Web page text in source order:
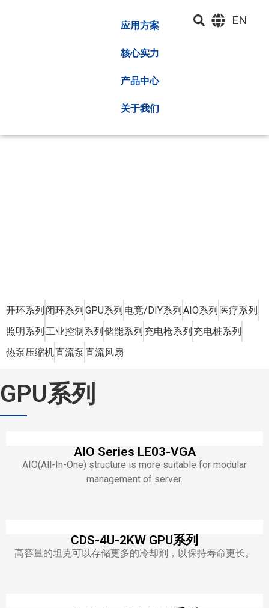
应用方案
核心实力
产品中心
关于我们
EN
开环系列 闭环系列GPU系列 电竞/DIY系列AIO系列 医疗系列
照明系列工业控制系列储能系列 充电枪系列 充电桩系列
热泵压缩机直流泵直流风扇
GPU系列
AIO Series LE03-VGA
AIO(All-In-One) structure is more suitable for modular
management of server.
CDS-4U-2KW GPU系列
高容量的坦克可以存储更多的冷却剂，以保持寿命更长。